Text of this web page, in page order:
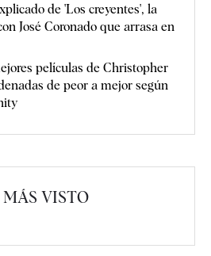
de 'Los creyentes', la
José Coronado que arrasa en
películas de Christopher
de peor a mejor según
VISTO